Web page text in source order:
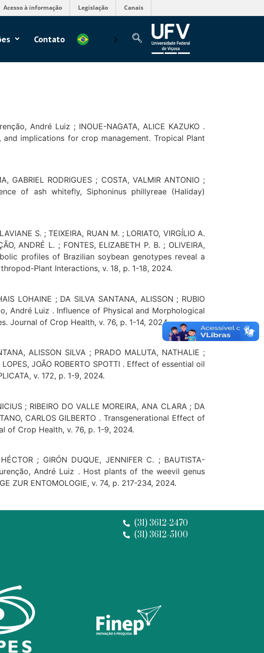
Acesso à informação Legislação Canais
Contato
André Luiz ; INOUE-NAGATA, ALICE KAZUKO .
implications for crop management. Tropical Plant
GABRIEL RODRIGUES ; COSTA, VALMIR ANTONIO ;
of ash whitefly, Siphoninus phillyreae (Haliday)
S. ; TEIXEIRA, RUAN M. ; LORIATO, VIRGÍLIO A.
ANDRÉ L. ; FONTES, ELIZABETH P. B. ; OLIVEIRA,
profiles of Brazilian soybean genotypes reveal a
Plant Interactions, v. 18, p. 1-18, 2024.
LOHAINE ; DA SILVA SANTANA, ALISSON ; RUBIO
André Luiz . Influence of Physical and Morphological
Journal of Crop Health, v. 76, p. 1-14, 2024.
ALISSON SILVA ; PRADO MALUTA, NATHALIE ;
JOÃO ROBERTO SPOTTI . Effect of essential oil
v. 172, p. 1-9, 2024.
; RIBEIRO DO VALLE MOREIRA, ANA CLARA ; DA
CARLOS GILBERTO . Transgenerational Effect of
of Crop Health, v. 76, p. 1-9, 2024.
; GIRÓN DUQUE, JENNIFER C. ; BAUTISTA-
André Luiz . Host plants of the weevil genus
ZUR ENTOMOLOGIE, v. 74, p. 217-234, 2024.
(31) 3612-2470
(31) 3612-5100